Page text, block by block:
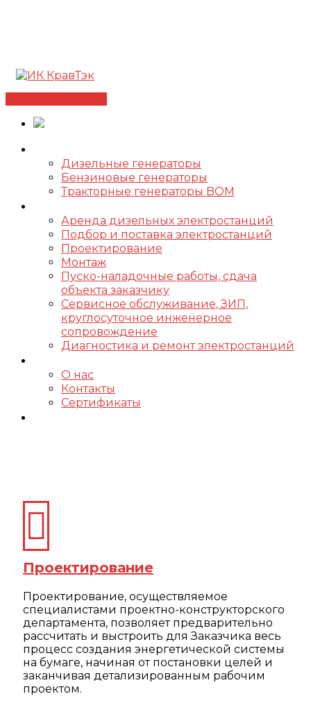
Дизельные генераторы
Бензиновые генераторы
Тракторные генераторы BOM
Аренда дизельных электростанций
Подбор и поставка электростанций
Проектирование
Монтаж
Пуско-наладочные работы, сдача
объекта заказчику
Сервисное обслуживание, ЗИП,
круглосуточное инженерное
сопровождение
Диагностика и ремонт электростанций
О нас
Контакты
Сертификаты
Проектирование
Проектирование, осуществляемое
специалистами проектно-конструкторского
департамента, позволяет предварительно
рассчитать и выстроить для Заказчика весь
процесс создания энергетической системы
на бумаге, начиная от постановки целей и
заканчивая детализированным рабочим
проектом.